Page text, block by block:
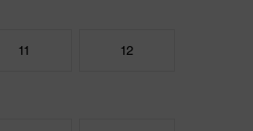
11 12